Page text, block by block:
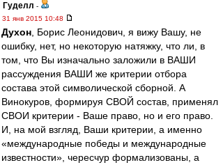
Гуделл -
31 янв 2015 10:48
Духон , Борис Леонидович, я вижу Вашу, не
ошибку, нет, но некоторую натяжку, что ли, в
том, что Вы изначально заложили в ВАШИ
рассуждения ВАШИ же критерии отбора
состава этой символической сборной. А
Винокуров, формируя СВОЙ состав, применял
СВОИ критерии - Ваше право, но и его право.
И, на мой взгляд, Ваши критерии, а именно
«международные победы и международные
известности», чересчур формализованы, а